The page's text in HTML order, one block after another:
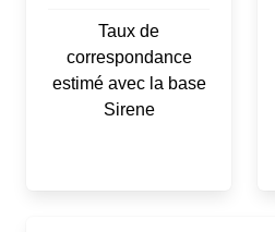
Taux de
correspondance
estimé avec la base
Sirene